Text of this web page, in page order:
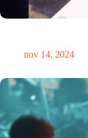
nov 14, 2024